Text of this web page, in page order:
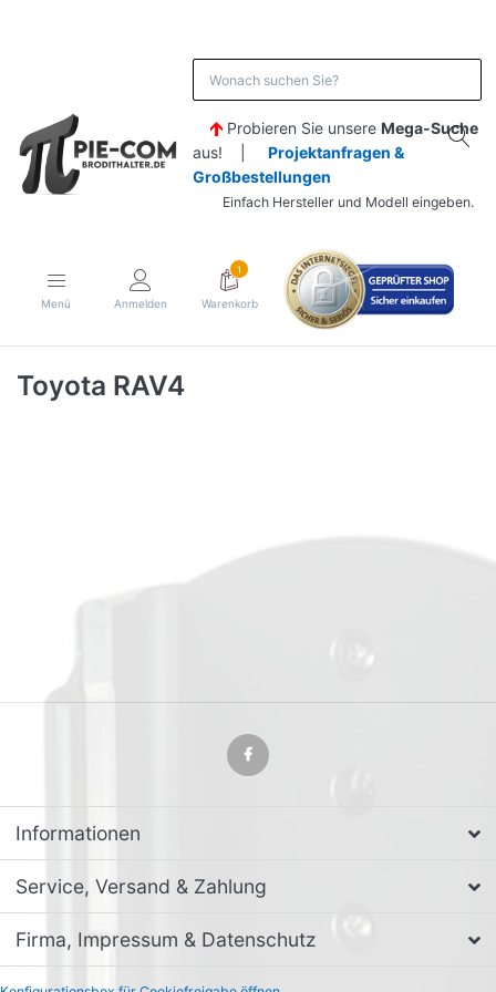
Probieren Sie unsere Mega-Suche
aus! | Projektanfragen &
Großbestellungen
Einfach Hersteller und Modell eingeben.
Menü Anmelden
1
Warenkorb
Toyota RAV4
Informationen
Service, Versand & Zahlung
Firma, Impressum & Datenschutz